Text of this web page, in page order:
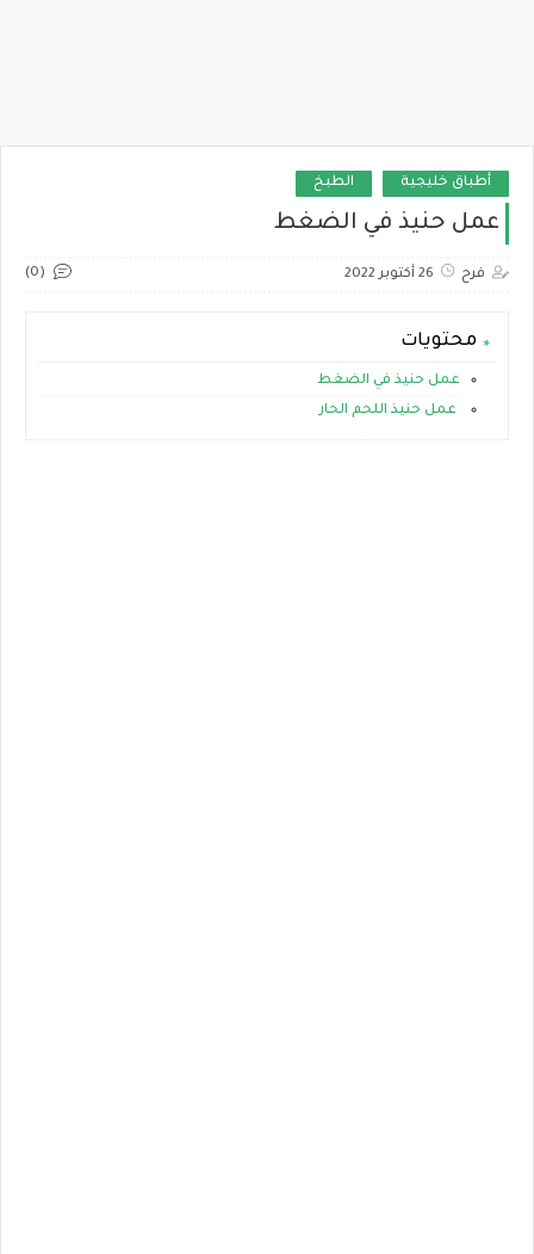
أطباق خليجية الطبخ
عمل حنيذ في الضغط
فرح 26 أكتوبر 2022 (0)
محتويات
عمل حنيذ في الضغط
عمل حنيذ اللحم الحار